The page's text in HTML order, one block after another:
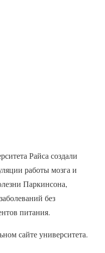
Райса создали
работы мозга и
Паркинсона,
без
питания.
сайте университета.